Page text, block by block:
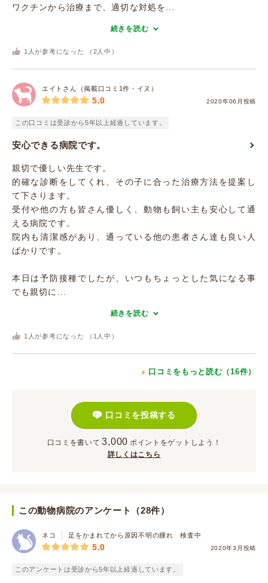
ワクチンから治療まで、適切な対処を...
続きを読む
1 人が参考になった （ 2 人中）
エイトさん（掲載口コミ1件・イヌ）
2020年06月投稿
5.0
この口コミは受診から5年以上経過しています。
安心できる病院です。
親切で優しい先生です。
的確な診断をしてくれ、その子に合った治療方法を提案し
て下さります。
受付や他の方も皆さん優しく、動物も飼い主も安心して通
える病院です。
院内も清潔感があり、通っている他の患者さん達も良い人
ばかりです。
本日は予防接種でしたが、いつもちょっとした気になる事
でも親切に...
続きを読む
1 人が参考になった （ 1 人中）
口コミをもっと読む（16件）
口コミを投稿する
口コミを書いて 3,000 ポイント をゲットしよう！
詳しくはこちら
この動物病院のアンケート（28件）
ネコ 足をかまれてから原因不明の腫れ 検査中
2020年3月投稿
5.0
このアンケートは受診から5年以上経過しています。